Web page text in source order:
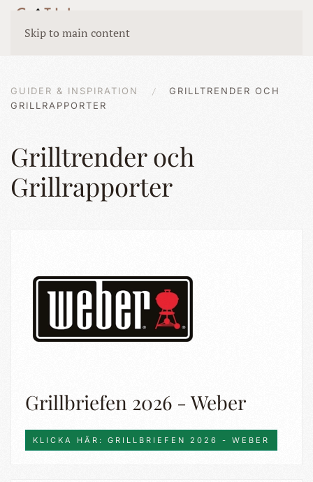
Skip to main content
GUIDER & INSPIRATION
GRILLTRENDER OCH
GRILLRAPPORTER
Grilltrender och
Grillrapporter
Grillbriefen 2026 - Weber
KLICKA HÄR: GRILLBRIEFEN 2026 - WEBER